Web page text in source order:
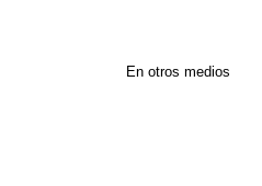
En otros medios